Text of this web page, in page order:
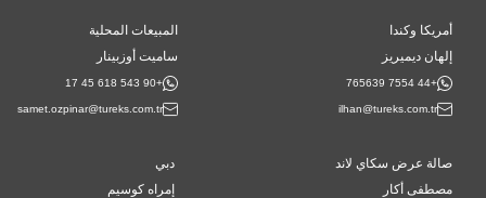
أمريكا وكندا
إلهان ديميريز
+44 7554 765639
ilhan@tureks.com.tr
المبيعات المحلية
ساميت أوزبينار
+90 543 618 45 17
samet.ozpinar@tureks.com.tr
صالة عرض سكاي لاند
مصطفى أكار
دبي
إمراه كوسيم